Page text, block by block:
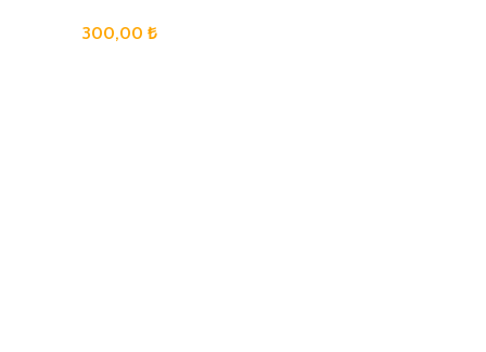
300,00 ₺